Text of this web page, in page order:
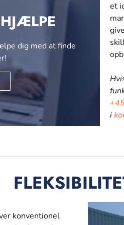
dig med at finde
et
i
konventionel